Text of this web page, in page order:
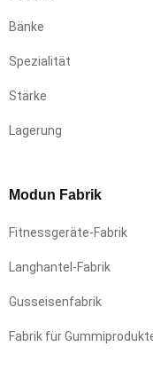
Bänke
Spezialität
Stärke
Lagerung
Modun Fabrik
Fitnessgeräte-Fabrik
Langhantel-Fabrik
Gusseisenfabrik
Fabrik für